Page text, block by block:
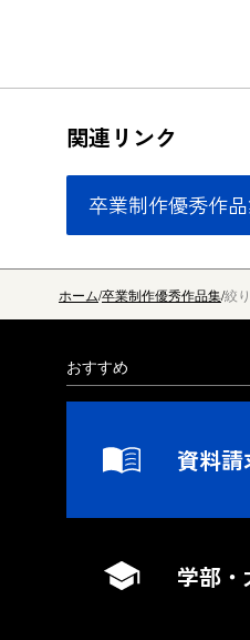
関連リンク
卒業制作優秀作
ホーム 卒業制作優秀作品集絞
おすすめ
資料請
学部